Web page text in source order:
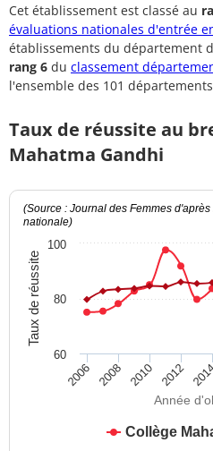
Cet établissement est classé au
évaluations nationales d'entrée
établissements du département
rang 6 du classement
l'ensemble des 101
Taux de réussite au
Mahatma Gandhi
Année
Taux de réussite
(Source : Journal des Femmes
nationale)
Collège
2006 2008 2010 2012
60
80
100